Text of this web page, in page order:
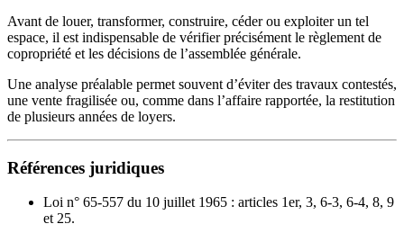
Avant de louer, transformer, construire, céder ou exploiter un tel
espace, il est indispensable de vérifier précisément le règlement de
copropriété et les décisions de l’assemblée générale.
Une analyse préalable permet souvent d’éviter des travaux contestés,
une vente fragilisée ou, comme dans l’affaire rapportée, la restitution
de plusieurs années de loyers.
Références juridiques
Loi n° 65-557 du 10 juillet 1965 : articles 1er, 3, 6-3, 6-4, 8, 9
et 25.